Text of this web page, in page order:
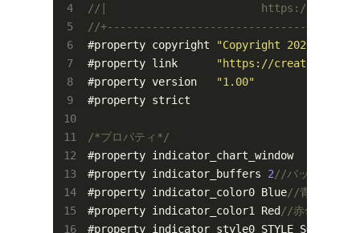
//|                        https://creator.fx-
//
#property copyright
"Copyright 2020, FX-
#property link
"https://creator.fx-
#property version
"1.00"
#property strict
/*プロパティ*/
#property indicator_chart_window
#property indicator_buffers 2//バッファ2つ
#property indicator_color0 Blue//青色
#property indicator_color1 Red //赤色
#property indicator_style0 STYLE_SOLID